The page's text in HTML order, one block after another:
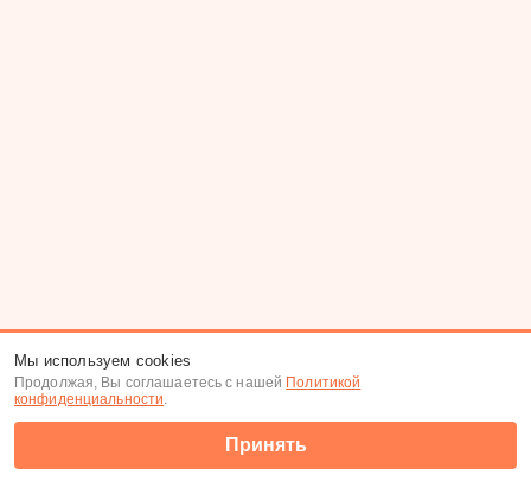
Мы используем cookies
Продолжая, Вы соглашаетесь с нашей Политикой
конфиденциальности.
Принять